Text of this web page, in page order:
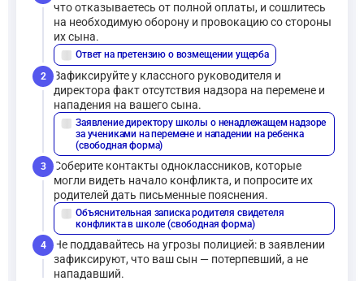
что отказываетесь от полной оплаты, и сошлитесь
на необходимую оборону и провокацию со стороны
их сына.
Ответ на претензию о возмещении ущерба
2
Зафиксируйте у классного руководителя и
директора факт отсутствия надзора на перемене и
нападения на вашего сына.
Заявление директору школы о ненадлежащем надзоре
за учениками на перемене и нападении на ребенка
(свободная форма)
3
Соберите контакты одноклассников, которые
могли видеть начало конфликта, и попросите их
родителей дать письменные пояснения.
Объяснительная записка родителя свидетеля
конфликта в школе (свободная форма)
4
Не поддавайтесь на угрозы полицией: в заявлении
зафиксируют, что ваш сын — потерпевший, а не
нападавший.